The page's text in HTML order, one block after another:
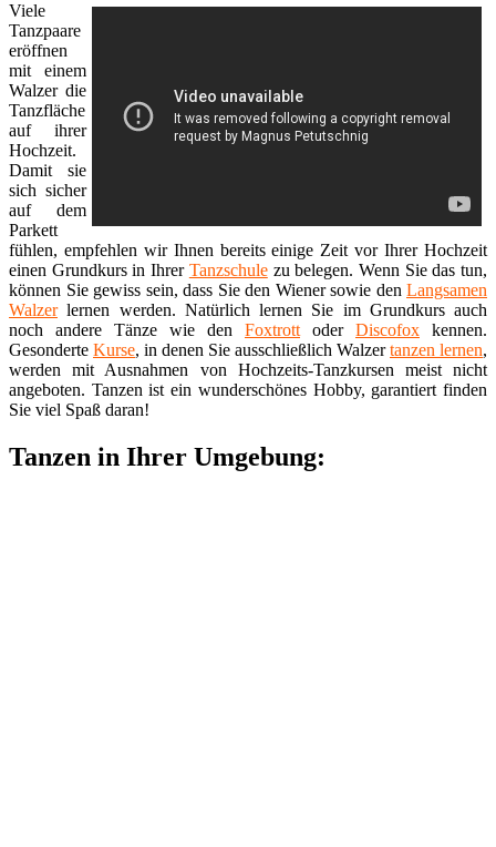
Viele
Tanzpaare
eröffnen
mit einem
Walzer die
Tanzfläche
auf ihrer
Hochzeit.
Damit sie
sich sicher
auf dem
Parkett
fühlen, empfehlen wir Ihnen bereits einige Zeit vor Ihrer Hochzeit
einen Grundkurs in Ihrer Tanzschulezu belegen. Wenn Sie das tun,
können Sie gewiss sein, dass Sie den Wiener sowie den Langsamen
Walzerlernen werden. Natürlich lernen Sie im Grundkurs auch
noch andere Tänze wie den Foxtrott oder Discofox kennen.
Gesonderte Kurse, in denen Sie ausschließlich Walzertanzen lernen,
werden mit Ausnahmen von Hochzeits-Tanzkursen meist nicht
angeboten. Tanzen ist ein wunderschönes Hobby, garantiert finden
Sie viel Spaß daran!
Tanzen in Ihrer Umgebung: